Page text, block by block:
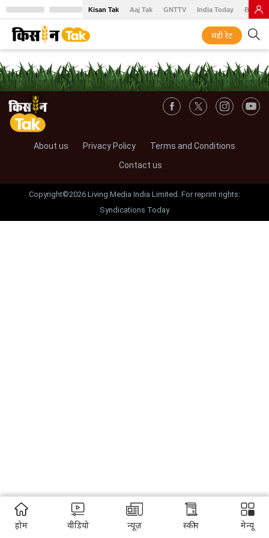
Kisan Tak Aaj Tak GNTTV India Today BT
मंडी रेट
About us Privacy Policy
Terms and Conditions
Contact us
Copyright©2026 Living Media India Limited. For reprint rights:
Syndications Today
होम वीडियो न्यूज़ स्कीम मेन्यू